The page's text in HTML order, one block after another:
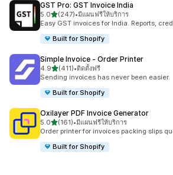
GST Pro: GST Invoice India
5.0เต็ม 5 ดาว
(247)
ทั้งหมด 247 รีวิว
•มีแผนฟรีให้บริการ
Easy GST invoices for India. Reports,
Built for Shopify
Simple Invoice ‑ Order Printer
4.9เต็ม 5 ดาว
(411)
ทั้งหมด 411 รีวิว
•ติดตั้งฟรี
Sending invoices has never been easier.
Built for Shopify
Oxilayer PDF Invoice Generator
5.0เต็ม 5 ดาว
(161)
ทั้งหมด 161 รีวิว
•มีแผนฟรีให้บริการ
Order printer for invoices packing slips
Built for Shopify